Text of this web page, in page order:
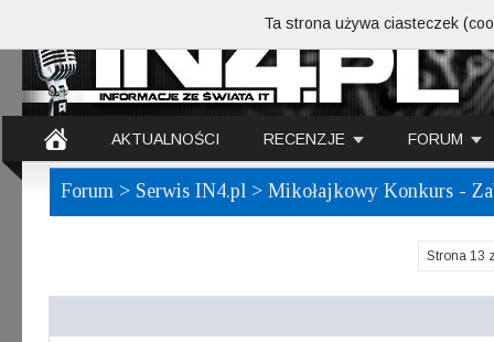
AKTUALNOŚCI RECENZJE FORUM
Forum > Serwis IN4.pl > Mikołajkowy Konkurs -
Strona 13
Ta strona używa ciasteczek